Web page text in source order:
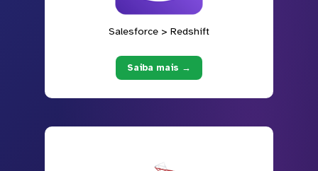
Salesforce > Redshift
Saiba mais →